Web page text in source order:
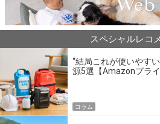
スペシャルレコ
“結局これが使いやす
源5選【Amazonプラ
コラム